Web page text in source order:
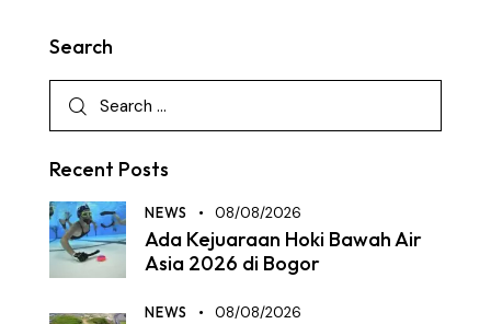
Search
Recent Posts
NEWS 08/08/2026
Ada Kejuaraan Hoki Bawah Air
Asia 2026 di Bogor
NEWS 08/08/2026